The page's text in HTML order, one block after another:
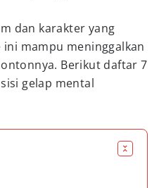
dan karakter yang
mampu meninggalkan
Berikut daftar 7
gelap mental